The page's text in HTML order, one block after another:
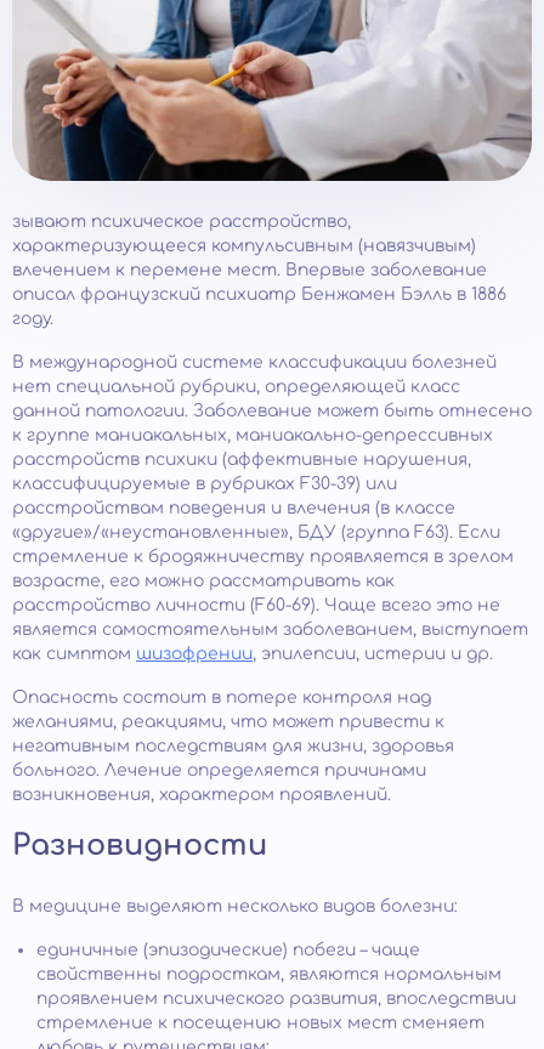
зывают психическое расстройство,
характеризующееся компульсивным (навязчивым)
влечением к перемене мест. Впервые заболевание
описал французский психиатр Бенжамен Бэлль в 1886
году.
В международной системе классификации болезней
нет специальной рубрики, определяющей класс
данной патологии. Заболевание может быть отнесено
к группе маниакальных, маниакально-депрессивных
расстройств психики (аффективные нарушения,
классифицируемые в рубриках F30-39) или
расстройствам поведения и влечения (в классе
«другие»/«неустановленные», БДУ (группа F63). Если
стремление к бродяжничеству проявляется в зрелом
возрасте, его можно рассматривать как
расстройство личности (F60-69). Чаще всего это не
является самостоятельным заболеванием, выступает
как симптом шизофрении, эпилепсии, истерии и др.
Опасность состоит в потере контроля над
желаниями, реакциями, что может привести к
негативным последствиям для жизни, здоровья
больного. Лечение определяется причинами
возникновения, характером проявлений.
Разновидности
В медицине выделяют несколько видов болезни:
единичные (эпизодические) побеги – чаще
свойственны подросткам, являются нормальным
проявлением психического развития, впоследствии
стремление к посещению новых мест сменяет